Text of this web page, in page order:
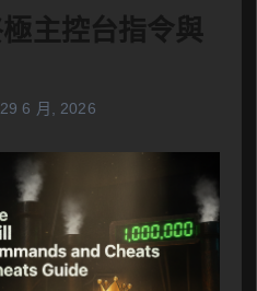
主控台指令與
29 6 月, 2026